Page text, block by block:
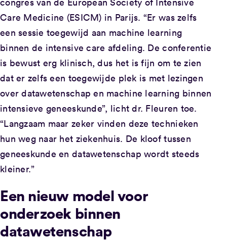
Care Medicine (ESICM) in Parijs. “Er was zelfs
een sessie toegewijd aan machine learning
binnen de intensive care afdeling. De conferentie
is bewust erg klinisch, dus het is fijn om te zien
dat er zelfs een toegewijde plek is met lezingen
over datawetenschap en machine learning binnen
intensieve geneeskunde”, licht dr. Fleuren toe.
“Langzaam maar zeker vinden deze technieken
hun weg naar het ziekenhuis. De kloof tussen
geneeskunde en datawetenschap wordt steeds
kleiner.”
Een nieuw model voor
onderzoek binnen
datawetenschap